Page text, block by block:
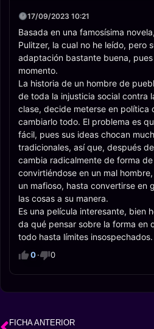
17/09/2023 10:21
Basada en una famosísima
Pulitzer, la cual no he leído, pero
adaptación bastante buena,
momento.
La historia de un hombre de
de toda la injusticia social contra
clase, decide meterse en política
cambiarlo todo. El problema es
fácil, pues sus ideas chocan
tradicionales, así que, después
cambia radicalmente de forma
convirtiéndose en un mal
un mafioso, hasta convertirse en
las cosas a su manera.
Es una película interesante, bien
da qué pensar sobre la forma en
todo hasta límites insospechados.
0· 0
FICHA ANTERIOR